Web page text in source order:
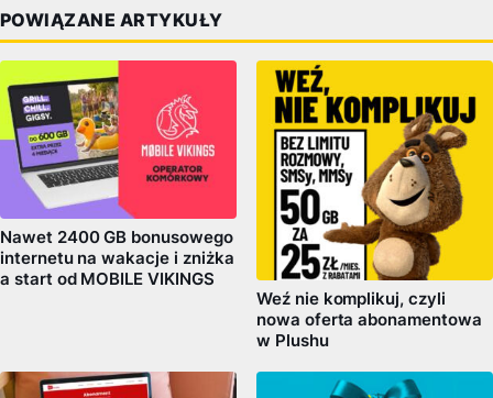
POWIĄZANE ARTYKUŁY
Nawet 2400 GB bonusowego
internetu na wakacje i zniżka
a start od MOBILE VIKINGS
Weź nie komplikuj, czyli
nowa oferta abonamentowa
w Plushu